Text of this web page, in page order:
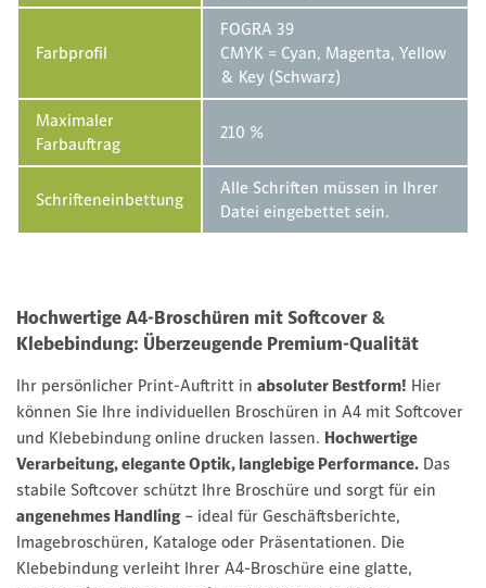
Farbprofil
FOGRA 39
CMYK = Cyan, Magenta, Yellow
& Key (Schwarz)
Maximaler
Farbauftrag
210 %
Schrifteneinbettung
Alle Schriften müssen in Ihrer
Datei eingebettet sein.
Hochwertige A4-Broschüren mit Softcover &
Klebebindung: Überzeugende Premium-Qualität
Ihr persönlicher Print-Auftritt in absoluter Bestform! Hier
können Sie Ihre individuellen Broschüren in A4 mit Softcover
und Klebebindung online drucken lassen. Hochwertige
Verarbeitung, elegante Optik, langlebige Performance. Das
stabile Softcover schützt Ihre Broschüre und sorgt für ein
angenehmes Handling– ideal für Geschäftsberichte,
Imagebroschüren, Kataloge oder Präsentationen. Die
Klebebindung verleiht Ihrer A4-Broschüre eine glatte,